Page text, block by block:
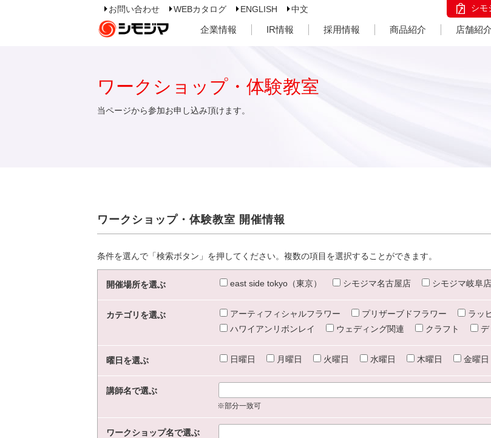
お問い合わせ WEBカタログ ENGLISH 中文 シモ
企業情報 IR情報 採用情報 商品紹介 店舗紹介
ワークショップ・体験教室
当ページから参加お申し込み頂けます。
ワークショップ・体験教室 開催情報
条件を選んで「検索ボタン」を押してください。複数の項目を選択することができます。
開催場所を選ぶ east side tokyo（東京） シモジマ名古屋店 シモジマ岐阜店
カテゴリを選ぶ アーティフィシャルフラワー プリザーブドフラワー ラッ
ハワイアンリボンレイ
ウェディング関連 クラフト デ
曜日を選ぶ 日曜日 月曜日 火曜日 水曜日 木曜日 金曜日
講師名で選ぶ
※部分一致可
ワークショップ名で選ぶ